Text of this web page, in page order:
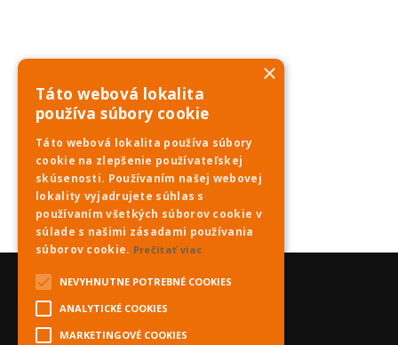
×
Táto webová lokalita
používa súbory cookie
Táto webová lokalita používa súbory
cookie na zlepšenie používateľskej
skúsenosti. Používaním našej webovej
lokality vyjadrujete súhlas s
používaním všetkých súborov cookie v
súlade s našimi zásadami používania
súborov cookie. Prečítať viac
NEVYHNUTNE POTREBNÉ COOKIES
ANALYTICKÉ COOKIES
MARKETINGOVÉ COOKIES